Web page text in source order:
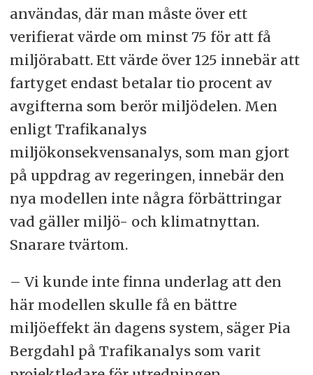
användas, där man måste över ett
verifierat värde om minst 75 för att få
miljörabatt. Ett värde över 125 innebär att
fartyget endast betalar tio procent av
avgifterna som berör miljödelen. Men
enligt Trafikanalys
miljökonsekvensanalys, som man gjort
på uppdrag av regeringen, innebär den
nya modellen inte några förbättringar
vad gäller miljö- och klimatnyttan.
Snarare tvärtom.
– Vi kunde inte finna underlag att den
här modellen skulle få en bättre
miljöeffekt än dagens system, säger Pia
Bergdahl på Trafikanalys som varit